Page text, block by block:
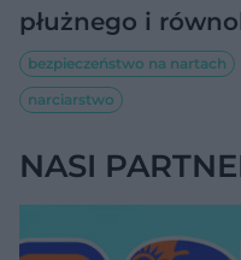
płużnego i
bezpieczeństwo na nartach
narciarstwo
NASI